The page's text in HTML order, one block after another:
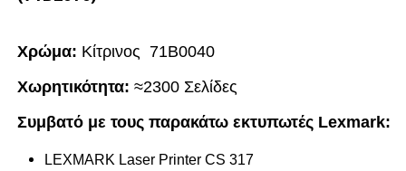
Χρώμα: Κίτρινος 71B0040
Χωρητικότητα: ≈2300 Σελίδες
Συμβατό με τους παρακάτω εκτυπωτές Lexmark:
LEXMARK Laser Printer CS 317